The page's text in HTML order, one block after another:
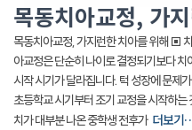
목동치아교정, 가
목동치아교정, 가지런한 치아를 위해 ▣
아교정은 단순히 나이로 결정되기보다
시작 시기가 달라집니다. 턱 성장에 문제
초등학교 시기부터 조기 교정을 시작하
치가 대부분 나온 중학생 전후가 더보기